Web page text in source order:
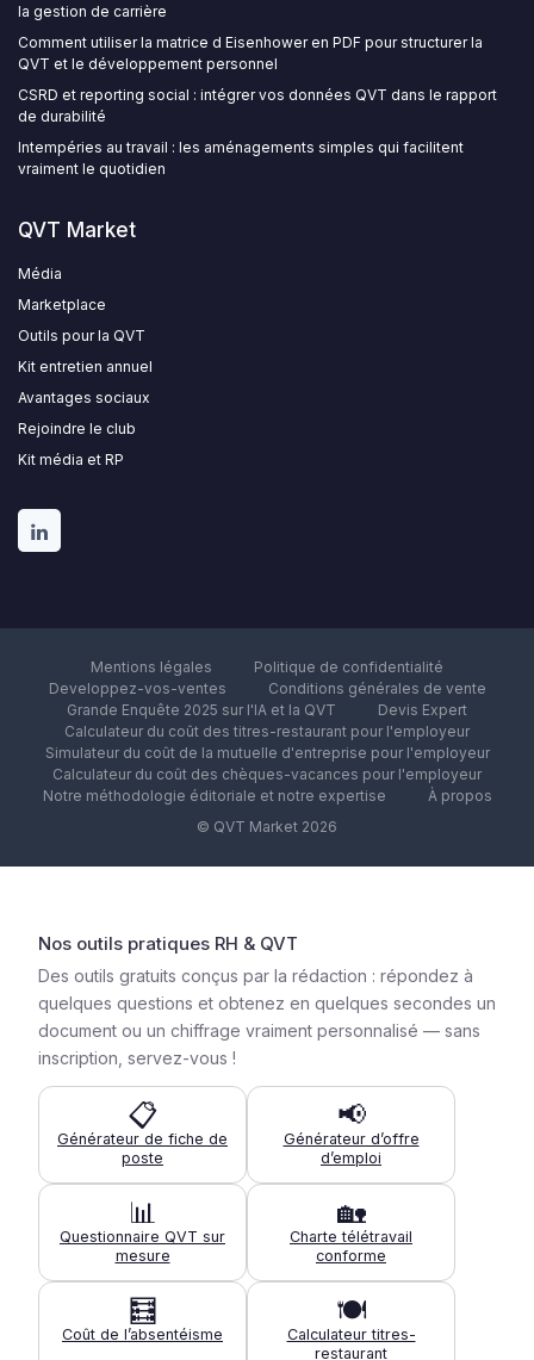
la gestion de carrière
Comment utiliser la matrice d Eisenhower en PDF pour structurer la
QVT et le développement personnel
CSRD et reporting social : intégrer vos données QVT dans le rapport
de durabilité
Intempéries au travail : les aménagements simples qui facilitent
vraiment le quotidien
QVT Market
Média
Marketplace
Outils pour la QVT
Kit entretien annuel
Avantages sociaux
Rejoindre le club
Kit média et RP
Mentions légales
Politique de confidentialité
Developpez-vos-ventes
Conditions générales de vente
Grande Enquête 2025 sur l'IA et la QVT
Devis Expert
Calculateur du coût des titres-restaurant pour l'employeur
Simulateur du coût de la mutuelle d'entreprise pour l'employeur
Calculateur du coût des chèques-vacances pour l'employeur
Notre méthodologie éditoriale et notre expertise
À propos
© QVT Market 2026
Nos outils pratiques RH & QVT
Des outils gratuits conçus par la rédaction : répondez à
quelques questions et obtenez en quelques secondes un
document ou un chiffrage vraiment personnalisé — sans
inscription, servez-vous !
📋
Générateur de fiche de
poste
📢
Générateur d’offre
d’emploi
📊
Questionnaire QVT sur
mesure
🏡
Charte télétravail
conforme
🧮
Coût de l’absentéisme
🍽️
Calculateur titres-
restaurant